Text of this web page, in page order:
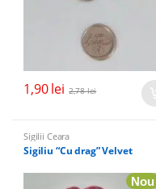
1,90lei 2,78lei
Sigilii Ceara
Sigiliu “Cu drag” Velvet
Nou